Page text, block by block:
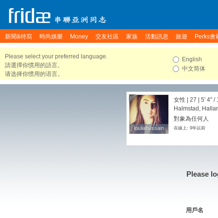
新聞&特寫 時尚娛樂 Money 交友社區 家族 活動訊息 旅遊 Perks會
Please select your preferred language.
請選擇你慣用的語言。
请选择你惯用的语言。
English
中文简体
louliahussain
louliahussain
女性 | 27 | 5' 4" /
Halmstad,
對象為任何人
在線上: 9年以前
Please
用戶名